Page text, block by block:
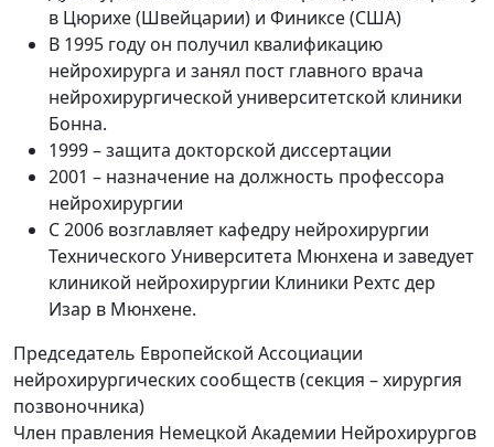
в Цюрихе (Швейцарии) и Финиксе (США)
В 1995 году он получил квалификацию
нейрохирурга и занял пост главного врача
нейрохирургической университетской клиники
Бонна.
1999 – защита докторской диссертации
2001 – назначение на должность профессора
нейрохирургии
С 2006 возглавляет кафедру нейрохирургии
Технического Университета Мюнхена и заведует
клиникой нейрохирургии Клиники Рехтс дер
Изар в Мюнхене.
Председатель Европейской Ассоциации
нейрохирургических сообществ (секция – хирургия
позвоночника)
Член правления Немецкой Академии Нейрохирургов